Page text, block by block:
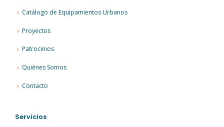
Catálogo de Equipamientos Urbanos
Proyectos
Patrocinios
Quiénes Somos
Contacto
Servicios